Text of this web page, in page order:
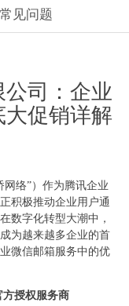
常见问题
司：企业
促销详解
络”）作为腾讯企业
积极推动企业用户通
数字化转型大潮中，
为越来越多企业的首
微信邮箱服务中的优
方授权服务商